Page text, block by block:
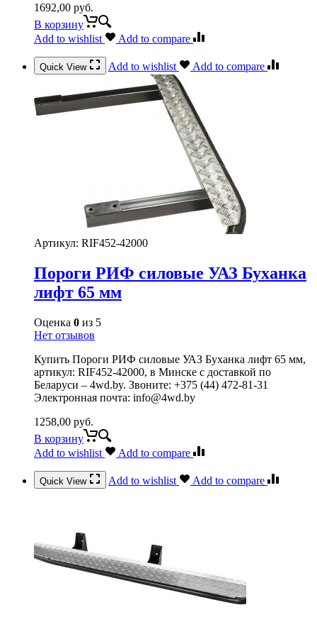
1692,00 руб.
В корзину
Add to wishlist
Add to compare
Quick View Add to wishlist Add to compare
Артикул: RIF452-42000
Пороги РИФ силовые УАЗ Буханка
лифт 65 мм
Оценка 0 из 5
Нет отзывов
Купить Пороги РИФ силовые УАЗ Буханка лифт 65 мм,
артикул: RIF452-42000, в Минске с доставкой по
Беларуси – 4wd.by. Звоните: +375 (44) 472-81-31
Электронная почта: info@4wd.by
1258,00 руб.
В корзину
Add to wishlist
Add to compare
Quick View Add to wishlist Add to compare